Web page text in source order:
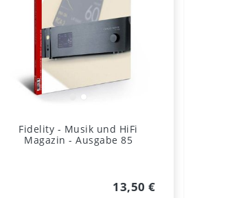
Fidelity - Musik und HiFi
Magazin - Ausgabe 85
13,50 €